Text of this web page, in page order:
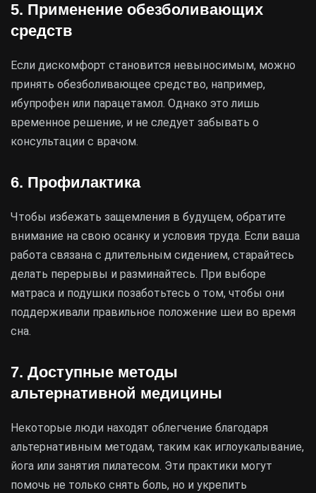
5. Применение обезболивающих
средств
Если дискомфорт становится невыносимым, можно
принять обезболивающее средство, например,
ибупрофен или парацетамол. Однако это лишь
временное решение, и не следует забывать о
консультации с врачом.
6. Профилактика
Чтобы избежать защемления в будущем, обратите
внимание на свою осанку и условия труда. Если ваша
работа связана с длительным сидением, старайтесь
делать перерывы и разминайтесь. При выборе
матраса и подушки позаботьтесь о том, чтобы они
поддерживали правильное положение шеи во время
сна.
7. Доступные методы
альтернативной медицины
Некоторые люди находят облегчение благодаря
альтернативным методам, таким как иглоукалывание,
йога или занятия пилатесом. Эти практики могут
помочь не только снять боль, но и укрепить